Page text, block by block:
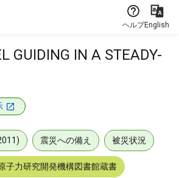
ヘルプEnglish
GUIDING IN A STEADY-
震災への備え 被災状況
子力研究開発機構図書館蔵書